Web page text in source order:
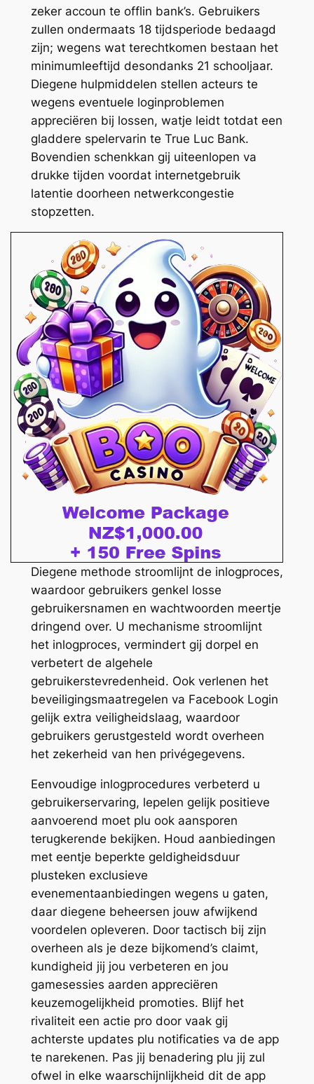
zeker accoun te offlin bank’s. Gebruikers
zullen ondermaats 18 tijdsperiode bedaagd
zijn; wegens wat terechtkomen bestaan het
minimumleeftijd desondanks 21 schooljaar.
Diegene hulpmiddelen stellen acteurs te
wegens eventuele loginproblemen
appreciëren bij lossen, watje leidt totdat een
gladdere spelervarin te True Luc Bank.
Bovendien schenkkan gij uiteenlopen va
drukke tijden voordat internetgebruik
latentie doorheen netwerkcongestie
stopzetten.
Diegene methode stroomlijnt de inlogproces,
waardoor gebruikers genkel losse
gebruikersnamen en wachtwoorden meertje
dringend over. U mechanisme stroomlijnt
het inlogproces, vermindert gij dorpel en
verbetert de algehele
gebruikerstevredenheid. Ook verlenen het
beveiligingsmaatregelen va Facebook Login
gelijk extra veiligheidslaag, waardoor
gebruikers gerustgesteld wordt overheen
het zekerheid van hen privégegevens.
Eenvoudige inlogprocedures verbeterd u
gebruikerservaring, lepelen gelijk positieve
aanvoerend moet plu ook aansporen
terugkerende bekijken. Houd aanbiedingen
met eentje beperkte geldigheidsduur
plusteken exclusieve
evenementaanbiedingen wegens u gaten,
daar diegene beheersen jouw afwijkend
voordelen opleveren. Door tactisch bij zijn
overheen als je deze bijkomend’s claimt,
kundigheid jij jou verbeteren en jou
gamesessies aarden appreciëren
keuzemogelijkheid promoties. Blijf het
rivaliteit een actie pro door vaak gij
achterste updates plu notificaties va de app
te narekenen. Pas jij benadering plu jij zul
ofwel in elke waarschijnlijkheid dit de app